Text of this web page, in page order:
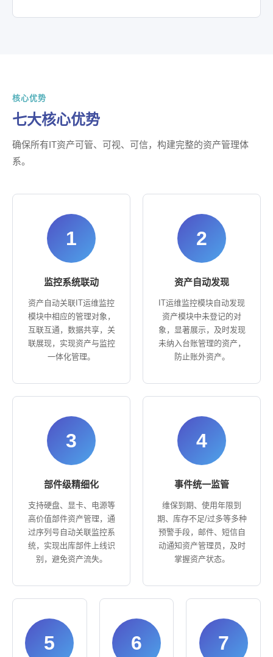
核心优势
七大核心优势
确保所有IT资产可管、可视、可信，构建完整的资产管理体
系。
1
监控系统联动
资产自动关联IT运维监控
模块中相应的管理对象，
互联互通，数据共享，关
联展现，实现资产与监控
一体化管理。
2
资产自动发现
IT运维监控模块自动发现
资产模块中未登记的对
象，显著展示，及时发现
未纳入台账管理的资产，
防止账外资产。
3
部件级精细化
支持硬盘、显卡、电源等
高价值部件资产管理，通
过序列号自动关联监控系
统，实现出库部件上线识
别，避免资产流失。
4
事件统一监管
维保到期、使用年限到
期、库存不足/过多等多种
预警手段，邮件、短信自
动通知资产管理员，及时
掌握资产状态。
5 6 7